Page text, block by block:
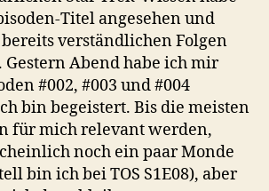
Titel angesehen und
verständlichen Folgen
Gestern Abend habe ich mir
#002, #003 und #004
bin begeistert. Bis die meisten
für mich relevant werden,
noch ein paar Monde
bin ich bei TOS S1E08), aber